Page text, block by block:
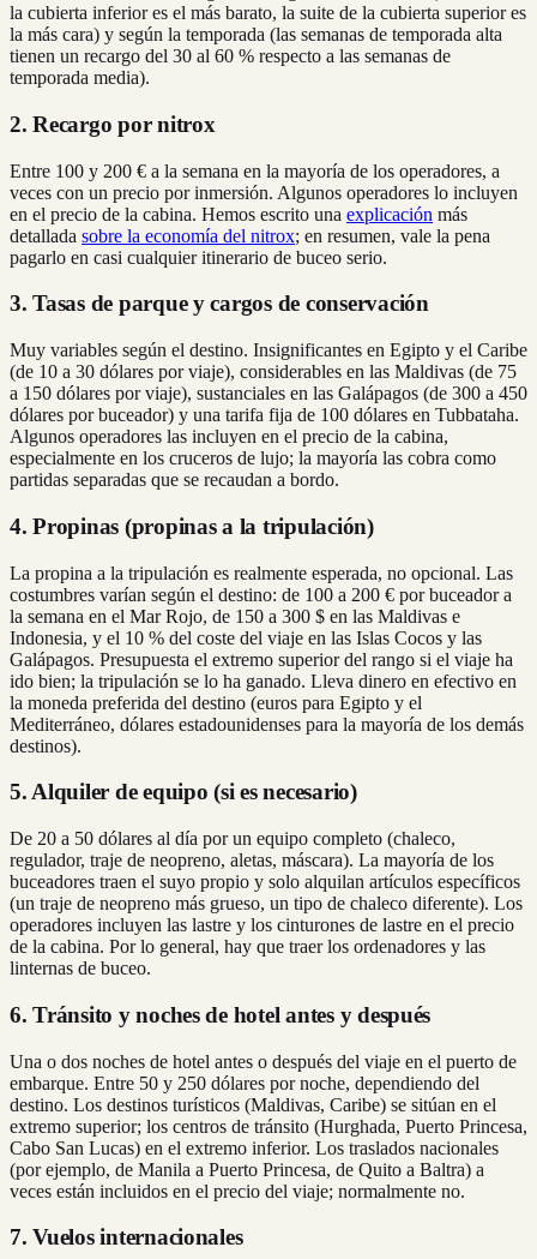
la cubierta inferior es el más barato, la suite de la cubierta superior es
la más cara) y según la temporada (las semanas de temporada alta
tienen un recargo del 30 al 60 % respecto a las semanas de
temporada media).
2. Recargo por nitrox
Entre 100 y 200 € a la semana en la mayoría de los operadores, a
veces con un precio por inmersión. Algunos operadores lo incluyen
en el precio de la cabina. Hemos escrito una explicación más
detallada sobre la economía del nitrox; en resumen, vale la pena
pagarlo en casi cualquier itinerario de buceo serio.
3. Tasas de parque y cargos de conservación
Muy variables según el destino. Insignificantes en Egipto y el Caribe
(de 10 a 30 dólares por viaje), considerables en las Maldivas (de 75
a 150 dólares por viaje), sustanciales en las Galápagos (de 300 a 450
dólares por buceador) y una tarifa fija de 100 dólares en Tubbataha.
Algunos operadores las incluyen en el precio de la cabina,
especialmente en los cruceros de lujo; la mayoría las cobra como
partidas separadas que se recaudan a bordo.
4. Propinas (propinas a la tripulación)
La propina a la tripulación es realmente esperada, no opcional. Las
costumbres varían según el destino: de 100 a 200 € por buceador a
la semana en el Mar Rojo, de 150 a 300 $ en las Maldivas e
Indonesia, y el 10 % del coste del viaje en las Islas Cocos y las
Galápagos. Presupuesta el extremo superior del rango si el viaje ha
ido bien; la tripulación se lo ha ganado. Lleva dinero en efectivo en
la moneda preferida del destino (euros para Egipto y el
Mediterráneo, dólares estadounidenses para la mayoría de los demás
destinos).
5. Alquiler de equipo (si es necesario)
De 20 a 50 dólares al día por un equipo completo (chaleco,
regulador, traje de neopreno, aletas, máscara). La mayoría de los
buceadores traen el suyo propio y solo alquilan artículos específicos
(un traje de neopreno más grueso, un tipo de chaleco diferente). Los
operadores incluyen las lastre y los cinturones de lastre en el precio
de la cabina. Por lo general, hay que traer los ordenadores y las
linternas de buceo.
6. Tránsito y noches de hotel antes y después
Una o dos noches de hotel antes o después del viaje en el puerto de
embarque. Entre 50 y 250 dólares por noche, dependiendo del
destino. Los destinos turísticos (Maldivas, Caribe) se sitúan en el
extremo superior; los centros de tránsito (Hurghada, Puerto Princesa,
Cabo San Lucas) en el extremo inferior. Los traslados nacionales
(por ejemplo, de Manila a Puerto Princesa, de Quito a Baltra) a
veces están incluidos en el precio del viaje; normalmente no.
7. Vuelos internacionales